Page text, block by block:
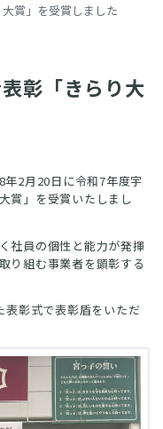
賞」を受賞しました
彰「きらり大
2月20日に令和7年度宇
賞」を受賞いたしまし
社員の個性と能力が発揮
り組む事業者を顕彰する
表彰式で表彰盾をいただ